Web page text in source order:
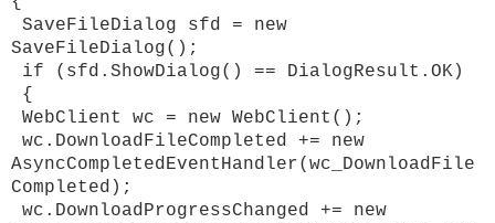
SaveFileDialog sfd = new
SaveFileDialog();
if (sfd.ShowDialog() == DialogResult.OK)
{
WebClient wc = new WebClient();
wc.DownloadFileCompleted += new
AsyncCompletedEventHandler(wc_DownloadFile
Completed);
wc.DownloadProgressChanged += new